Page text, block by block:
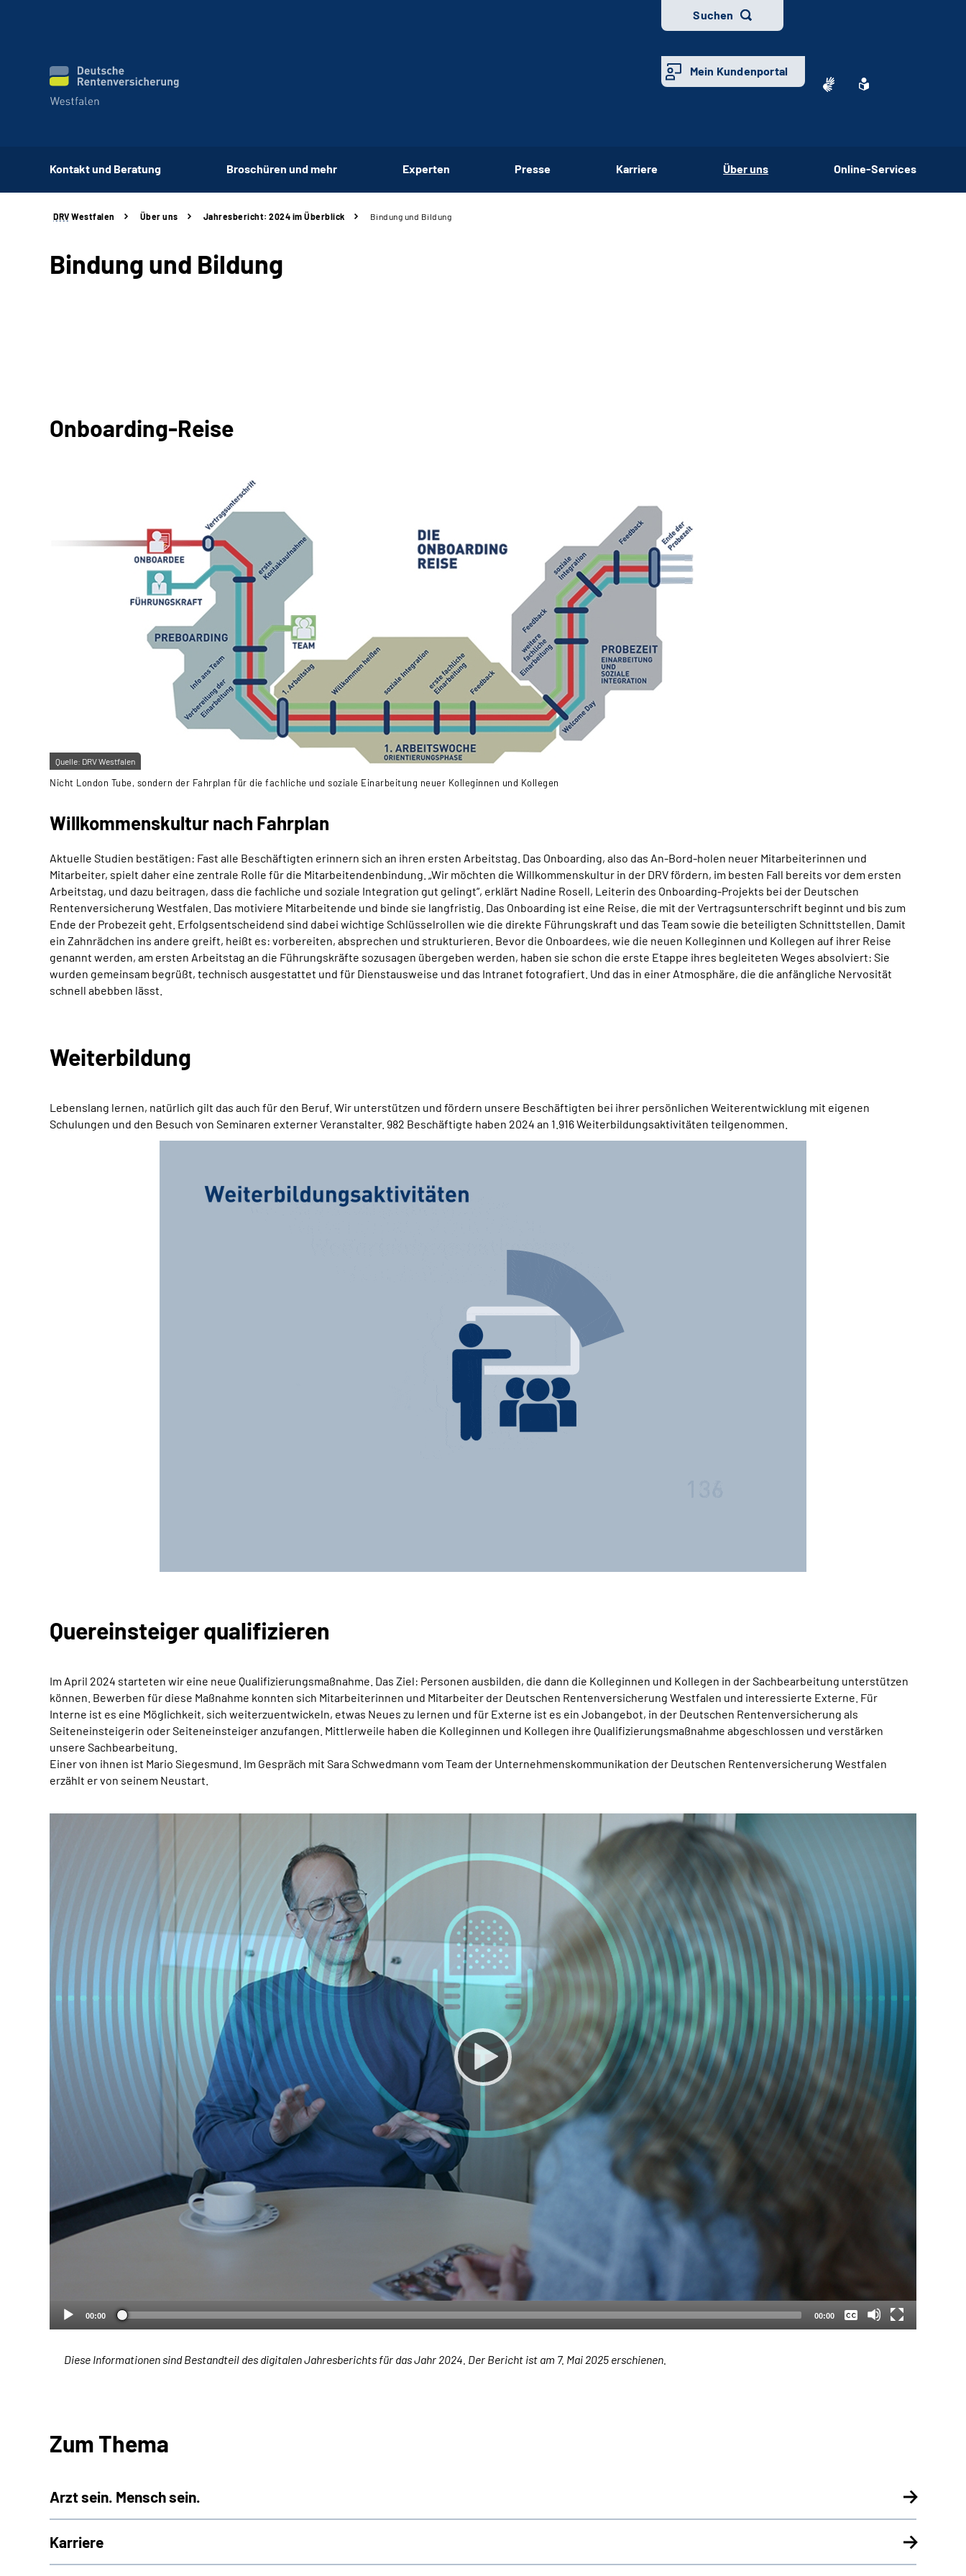
Suchen
Mein Kundenportal
Kontakt und Beratung Broschüren und mehr Experten Presse Karriere Über uns Online-Services
DRV Westfalen Über uns Jahresbericht: 2024 im Überblick Bindung und Bildung
Bindung und Bildung
Onboarding-Reise
Quelle: DRV Westfalen
Nicht London Tube, sondern der Fahrplan für die fachliche und soziale Einarbeitung neuer Kolleginnen und Kollegen
Willkommenskultur nach Fahrplan
Aktuelle Studien bestätigen: Fast alle Beschäftigten erinnern sich an ihren ersten Arbeitstag. Das Onboarding, also das An-Bord-holen neuer Mitarbeiterinnen und
Mitarbeiter, spielt daher eine zentrale Rolle für die Mitarbeitendenbindung. „Wir möchten die Willkommenskultur in der DRV fördern, im besten Fall bereits vor dem ersten
Arbeitstag, und dazu beitragen, dass die fachliche und soziale Integration gut gelingt“, erklärt Nadine Rosell, Leiterin des Onboarding-Projekts bei der Deutschen
Rentenversicherung Westfalen. Das motiviere Mitarbeitende und binde sie langfristig. Das Onboarding ist eine Reise, die mit der Vertragsunterschrift beginnt und bis zum
Ende der Probezeit geht. Erfolgsentscheidend sind dabei wichtige Schlüsselrollen wie die direkte Führungskraft und das Team sowie die beteiligten Schnittstellen. Damit
ein Zahnrädchen ins andere greift, heißt es: vorbereiten, absprechen und strukturieren. Bevor die Onboardees, wie die neuen Kolleginnen und Kollegen auf ihrer Reise
genannt werden, am ersten Arbeitstag an die Führungskräfte sozusagen übergeben werden, haben sie schon die erste Etappe ihres begleiteten Weges absolviert: Sie
wurden gemeinsam begrüßt, technisch ausgestattet und für Dienstausweise und das Intranet fotografiert. Und das in einer Atmosphäre, die die anfängliche Nervosität
schnell abebben lässt.
Weiterbildung
Lebenslang lernen, natürlich gilt das auch für den Beruf. Wir unterstützen und fördern unsere Beschäftigten bei ihrer persönlichen Weiterentwicklung mit eigenen
Schulungen und den Besuch von Seminaren externer Veranstalter. 982 Beschäftigte haben 2024 an 1.916 Weiterbildungsaktivitäten teilgenommen.
Quereinsteiger qualifizieren
Im April 2024 starteten wir eine neue Qualifizierungsmaßnahme. Das Ziel: Personen ausbilden, die dann die Kolleginnen und Kollegen in der Sachbearbeitung unterstützen
können. Bewerben für diese Maßnahme konnten sich Mitarbeiterinnen und Mitarbeiter der Deutschen Rentenversicherung Westfalen und interessierte Externe. Für
Interne ist es eine Möglichkeit, sich weiterzuentwickeln, etwas Neues zu lernen und für Externe ist es ein Jobangebot, in der Deutschen Rentenversicherung als
Seiteneinsteigerin oder Seiteneinsteiger anzufangen. Mittlerweile haben die Kolleginnen und Kollegen ihre Qualifizierungsmaßnahme abgeschlossen und verstärken
unsere Sachbearbeitung.
Einer von ihnen ist Mario Siegesmund. Im Gespräch mit Sara Schwedmann vom Team der Unternehmenskommunikation der Deutschen Rentenversicherung Westfalen
erzählt er von seinem Neustart.
00:00 00:00
Diese Informationen sind Bestandteil des digitalen Jahresberichts für das Jahr 2024. Der Bericht ist am 7. Mai 2025 erschienen.
Zum Thema
Arzt sein. Mensch sein.
Karriere